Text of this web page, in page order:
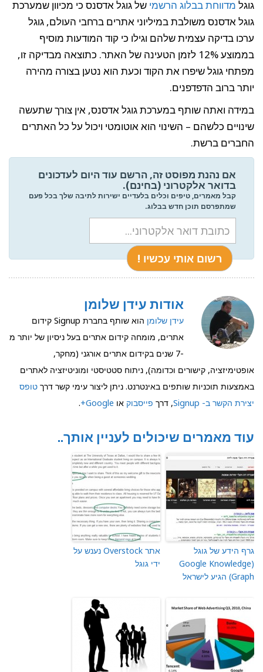
גוגל מדווחת בבלוג הרשמי של גוגל אדסנס כי מכיוון שמערכת
גוגל אדסנס משולבת במיליוני אתרים ברחבי העולם, גוגל
ערכו בדיקה עצמית שלהם וגילו כי קוד המודעות מוסיף
בממוצע 12% לזמן הטעינה של האתר. כתוצאה מבדיקה זו,
מפתחי גוגל שיפרו את הקוד וכעת הוא נטען בצורה מהירה
יותר ברוב הדפדפנים.
במידה ואתה שותף במערכת גוגל אדסנס, אין צורך שתעשה
שינויים כלשהם – השינוי הוא אוטומטי ויכול על כל האתרים
החברים ברשת.
אם נהנת מפוסט זה, הרשם עוד היום לעדכונים
בדואר אלקטרוני (בחינם).
קבל מאמרים, טיפים וכלים בלעדיים ישירות לתיבה שלך בכל פעם
שמתפרסם תוכן חדש בבלוג.
אודות עידן שלומן
עידן שלומן
הוא שותף בחברת Signup קידום
אתרים, מומחה קידום אתרים בעל ניסיון של יותר מ
-7 שנים בקידום אתרים אורגני (מחקר,
אופטימיזציה, קישורים וכדומה), ניתוח סטטיסטי ומוניטיזציה לאתרים
באמצעות תוכניות שותפים באינטרנט. ניתן ליצור עימי קשר דרך טופס
יצירת הקשר ב- Signup
, דרך פייסבוק או Google+
.
עוד מאמרים שיכולים לעניין אותך..
גרף הידע של גוגל
(Google Knowledge
Graph) הגיע לישראל
אתר Overstock נענש על
ידי גוגל